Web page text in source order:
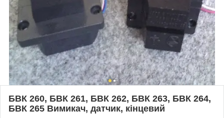
БВК 260, БВК 261, БВК 262, БВК 263, БВК 264,
БВК 265 Вимикач, датчик, кінцевий